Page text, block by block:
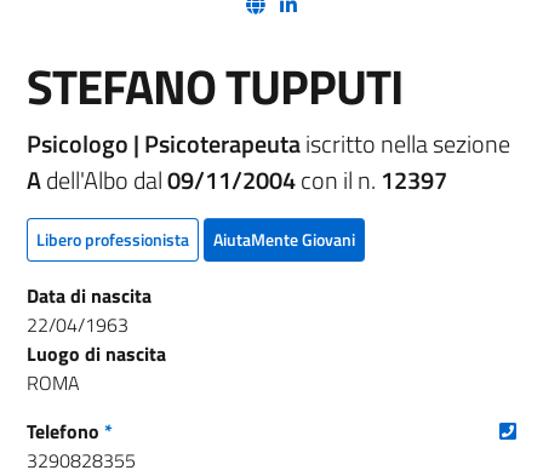
STEFANO TUPPUTI
Psicologo | Psicoterapeutaiscritto nella sezione
Adell'Albo dal09/11/2004con il n. 12397
Libero professionista AiutaMente Giovani
Data di nascita
22/04/1963
Luogo di nascita
ROMA
Telefono *
3290828355